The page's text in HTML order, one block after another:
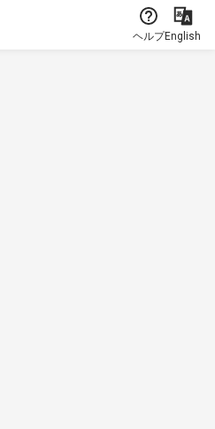
ヘルプEnglish